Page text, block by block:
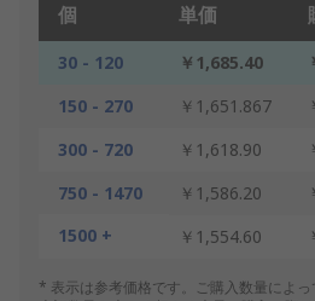
個 単価
30 - 120 ￥1,685.40
150 - 270
￥1,651.867
300 - 720
￥1,618.90
750 - 1470
￥1,586.20
1500 +
￥1,554.60
* 表示は参考価格です。ご購入数量によっ